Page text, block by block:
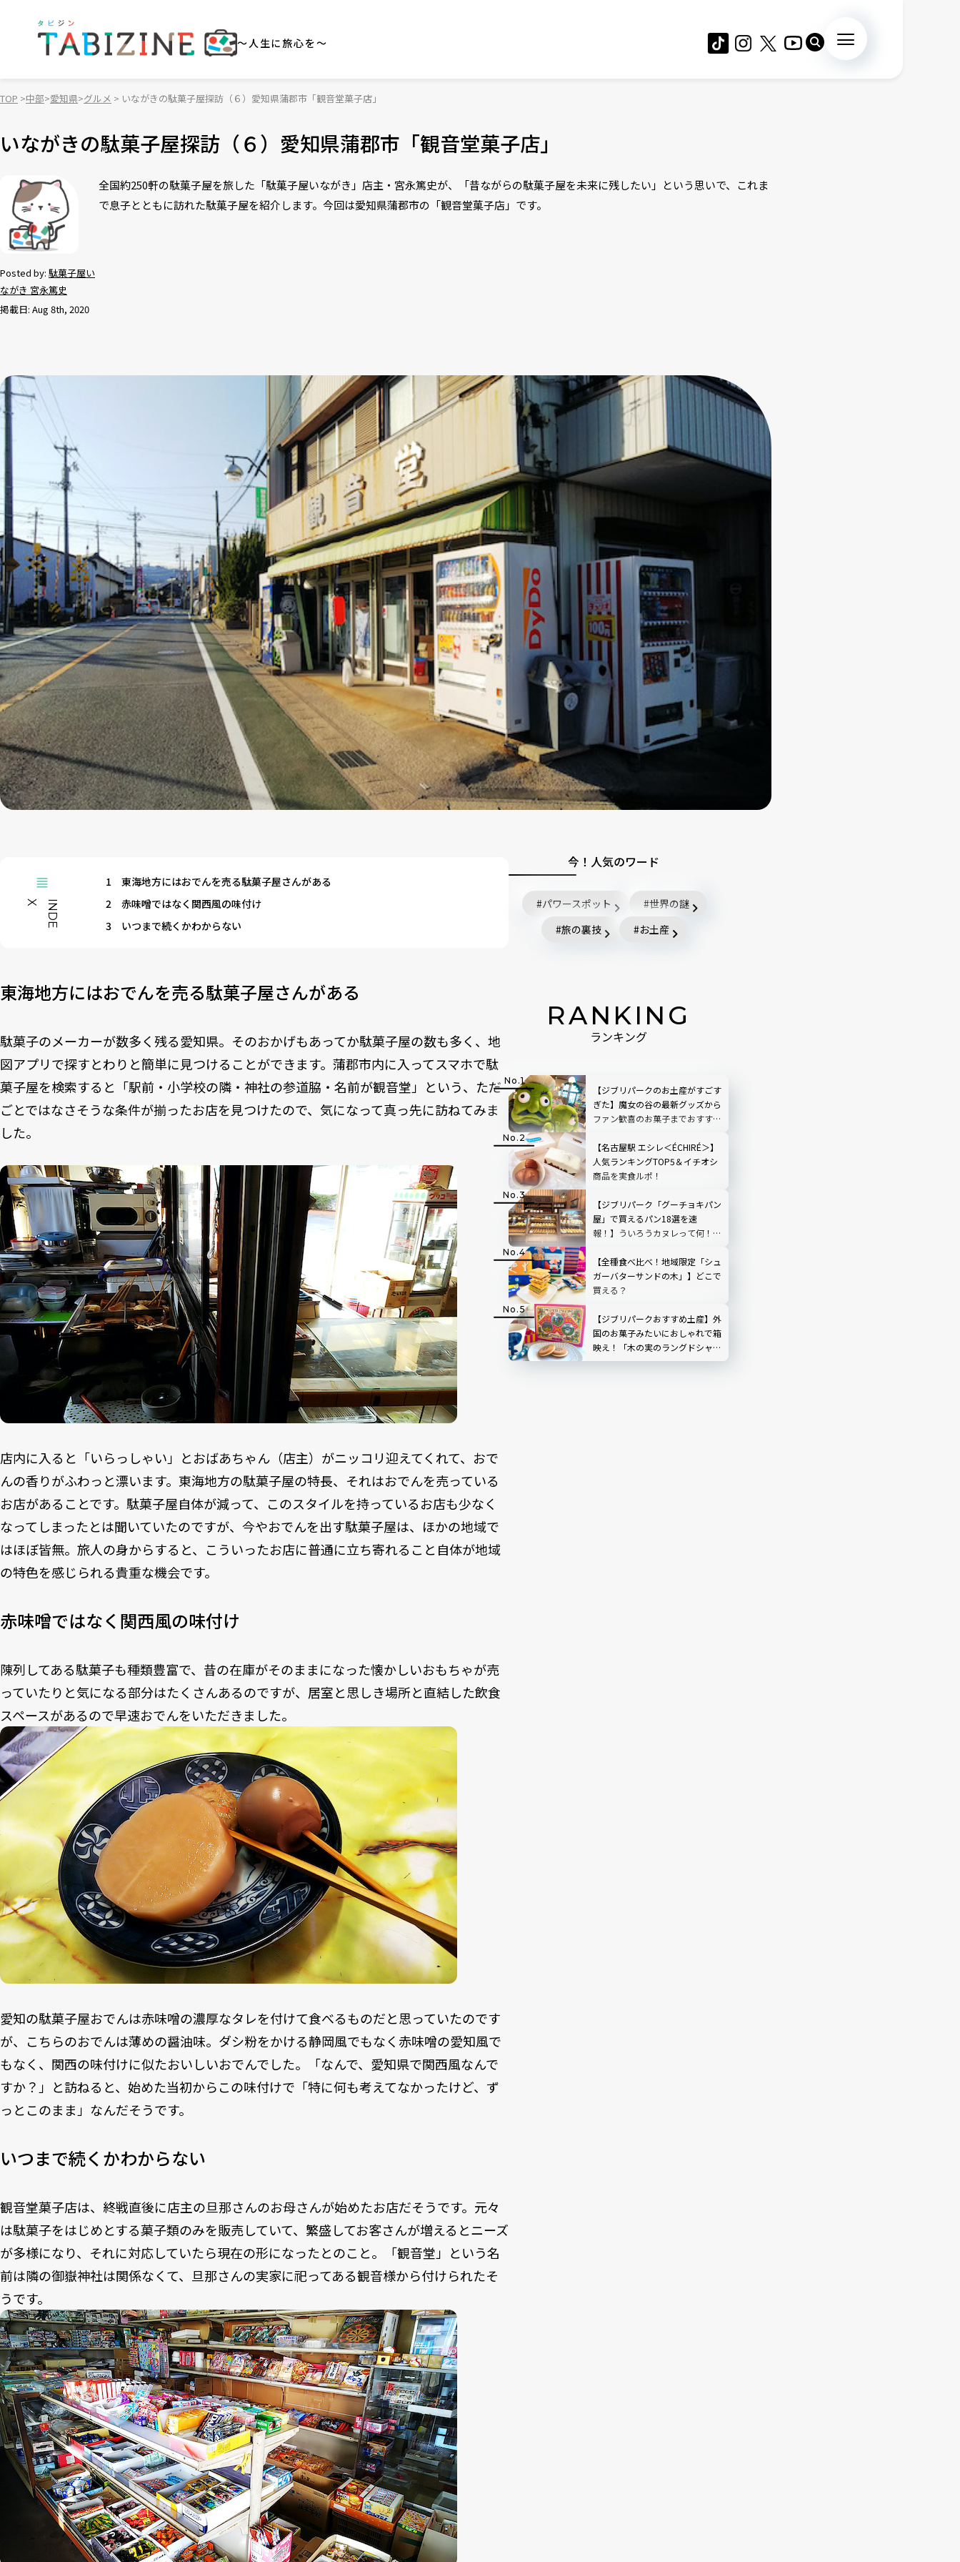
～人生に旅心を～
TOP 中部 愛知県 グルメ いながきの駄菓子屋探訪（６）愛知県蒲郡市「観音堂菓子店」
いながきの駄菓子屋探訪（６）愛知県蒲郡市「観音堂菓子店」
Posted by: 駄菓子屋い
ながき 宮永篤史
掲載日: Aug 8th, 2020
全国約250軒の駄菓子屋を旅した「駄菓子屋いながき」店主・宮永篤史が、「昔ながらの駄菓子屋を未来に残したい」という思いで、これま
で息子とともに訪れた駄菓子屋を紹介します。今回は愛知県蒲郡市の「観音堂菓子店」です。
I
N
D
E
X
1
東海地方にはおでんを売る駄菓子屋さんがある
2
赤味噌ではなく関西風の味付け
3
いつまで続くかわからない
東海地方にはおでんを売る駄菓子屋さんがある
駄菓子のメーカーが数多く残る愛知県。そのおかげもあってか駄菓子屋の数も多く、地
図アプリで探すとわりと簡単に見つけることができます。蒲郡市内に入ってスマホで駄
菓子屋を検索すると「駅前・小学校の隣・神社の参道脇・名前が観音堂」という、ただ
ごとではなさそうな条件が揃ったお店を見つけたので、気になって真っ先に訪ねてみま
した。
店内に入ると「いらっしゃい」とおばあちゃん（店主）がニッコリ迎えてくれて、おで
んの香りがふわっと漂います。東海地方の駄菓子屋の特長、それはおでんを売っている
お店があることです。駄菓子屋自体が減って、このスタイルを持っているお店も少なく
なってしまったとは聞いていたのですが、今やおでんを出す駄菓子屋は、ほかの地域で
はほぼ皆無。旅人の身からすると、こういったお店に普通に立ち寄れること自体が地域
の特色を感じられる貴重な機会です。
赤味噌ではなく関西風の味付け
陳列してある駄菓子も種類豊富で、昔の在庫がそのままになった懐かしいおもちゃが売
っていたりと気になる部分はたくさんあるのですが、居室と思しき場所と直結した飲食
スペースがあるので早速おでんをいただきました。
愛知の駄菓子屋おでんは赤味噌の濃厚なタレを付けて食べるものだと思っていたのです
が、こちらのおでんは薄めの醤油味。ダシ粉をかける静岡風でもなく赤味噌の愛知風で
もなく、関西の味付けに似たおいしいおでんでした。「なんで、愛知県で関西風なんで
すか？」と訪ねると、始めた当初からこの味付けで「特に何も考えてなかったけど、ず
っとこのまま」なんだそうです。
いつまで続くかわからない
観音堂菓子店は、終戦直後に店主の旦那さんのお母さんが始めたお店だそうです。元々
は駄菓子をはじめとする菓子類のみを販売していて、繁盛してお客さんが増えるとニーズ
が多様になり、それに対応していたら現在の形になったとのこと。「観音堂」という名
前は隣の御嶽神社は関係なくて、旦那さんの実家に祀ってある観音様から付けられたそ
うです。
今！人気のワード
パワースポット
世界の謎
旅の裏技
お土産
RANKING
ランキング
【ジブリパークのお土産がすごす
ぎた】魔女の谷の最新グッズから
ファン歓喜のお菓子までおすすめ
【名古屋駅 エシレ＜ÉCHIRÉ＞】
人気ランキングTOP5＆イチオシ
商品を実食ルポ！
【ジブリパーク「グーチョキパン
屋」で買えるパン18選を速
報！】ういろうカヌレって何！？
【全種食べ比べ！地域限定「シュ
ガーバターサンドの木」】どこで
買える？
【ジブリパークおすすめ土産】外
国のお菓子みたいにおしゃれで箱
映え！「木の実のラングドシャ」
のお味は？